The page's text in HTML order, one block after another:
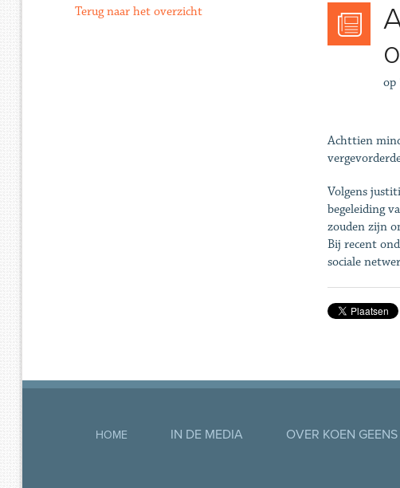
op
Achttien
Volgens
begeleiding
zouden zijn
Bij recent
sociale
Terug naar het overzicht
HOME IN DE MEDIA OVER KOEN GEENS